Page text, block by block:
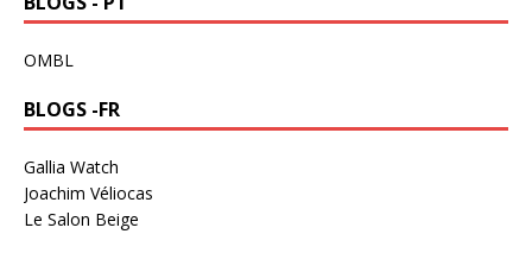
OMBL
BLOGS -FR
Gallia Watch
Joachim Véliocas
Le Salon Beige